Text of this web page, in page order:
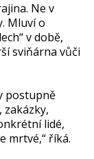
Ne v
Mluví o
v době,
sviňárna vůči
postupně
zakázky,
lidé,
mrtvé,“ říká.